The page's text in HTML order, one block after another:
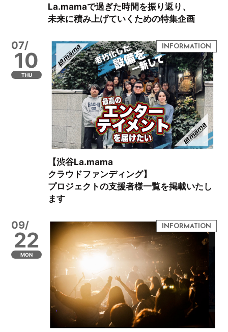
La.mamaで過ぎた時間を振り返り、
未来に積み上げていくための特集企画
07/
10
THU
【渋谷La.mama
クラウドファンディング】
プロジェクトの支援者様一覧を掲載いたし
ます
09/
22
MON